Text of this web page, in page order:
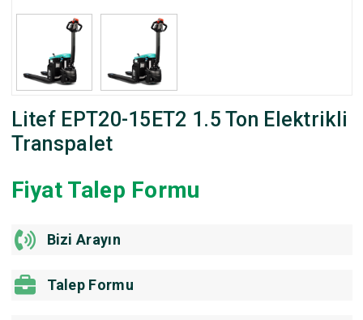
Litef EPT20-15ET2 1.5 Ton Elektrikli
Transpalet
Fiyat Talep Formu
Bizi Arayın
Talep Formu